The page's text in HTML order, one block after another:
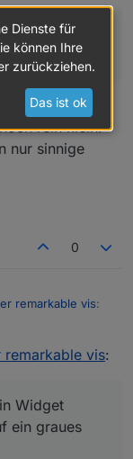
Möglichkeit,
werden?
ausgelesen.
rein klein.
nur sinnige
0
remarkable vis:
das? Das
remarkable vis:
Widget
ein graues
Dienste für
können Ihre
zurückziehen.
Das ist ok